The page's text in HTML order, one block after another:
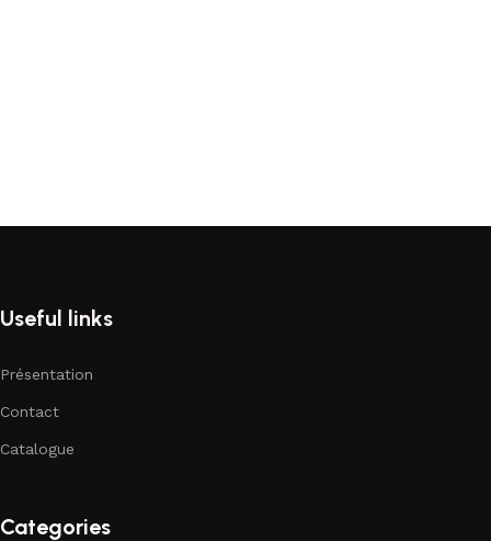
Useful links
Présentation
Contact
Catalogue
Categories